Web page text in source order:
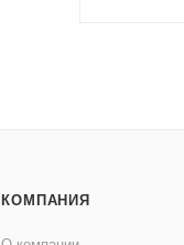
КОМПАНИЯ